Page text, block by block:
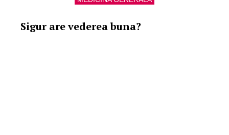
Sigur are vederea buna?